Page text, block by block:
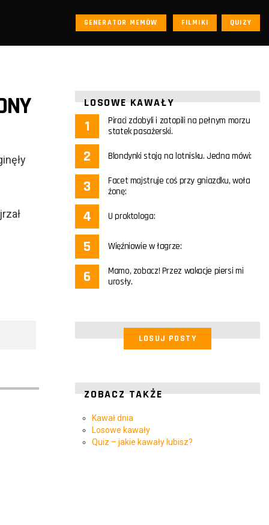
GENERATOR MEMÓW FILMIKI QUIZY
LOSOWE KAWAŁY
Piraci zdobyli i zatopili na pełnym morzu
statek pasażerski.
Blondynki stoją na lotnisku. Jedna mówi:
Facet majstruje coś przy gniazdku, woła
żonę:
U proktologa:
Więźniowie w łagrze:
Mamo, zobacz! Przez wakacje piersi mi
urosły.
LOSUJ POSTY
ZOBACZ TAKŻE
Kawał dnia
Losowe kawały
Quiz – jakie kawały lubisz?